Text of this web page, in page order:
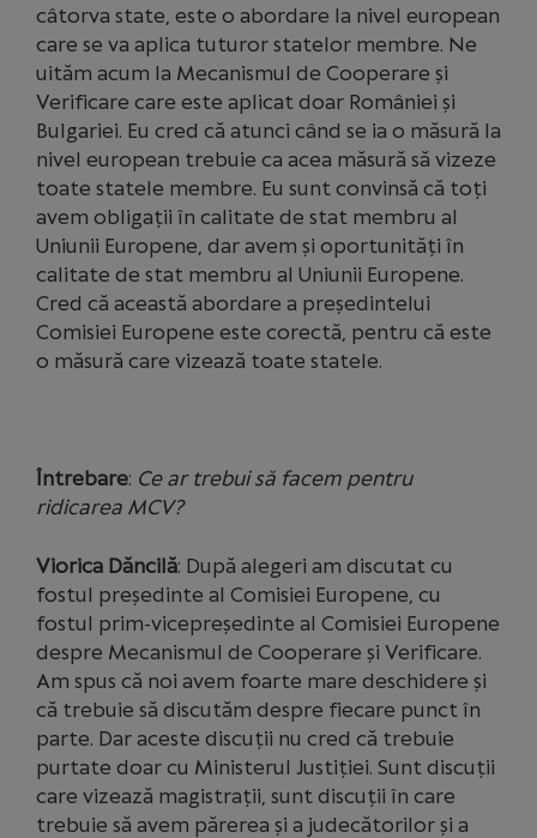
câtorva state, este o abordare la nivel european
care se va aplica tuturor statelor membre. Ne
uităm acum la Mecanismul de Cooperare şi
Verificare care este aplicat doar României şi
Bulgariei. Eu cred că atunci când se ia o măsură la
nivel european trebuie ca acea măsură să vizeze
toate statele membre. Eu sunt convinsă că toţi
avem obligaţii în calitate de stat membru al
Uniunii Europene, dar avem şi oportunităţi în
calitate de stat membru al Uniunii Europene.
Cred că această abordare a preşedintelui
Comisiei Europene este corectă, pentru că este
o măsură care vizează toate statele.
Întrebare: Ce ar trebui să facem pentru
ridicarea MCV?
Viorica Dăncilă: După alegeri am discutat cu
fostul preşedinte al Comisiei Europene, cu
fostul prim-vicepreşedinte al Comisiei Europene
despre Mecanismul de Cooperare şi Verificare.
Am spus că noi avem foarte mare deschidere şi
că trebuie să discutăm despre fiecare punct în
parte. Dar aceste discuţii nu cred că trebuie
purtate doar cu Ministerul Justiţiei. Sunt discuţii
care vizează magistraţii, sunt discuţii în care
trebuie să avem părerea şi a judecătorilor şi a